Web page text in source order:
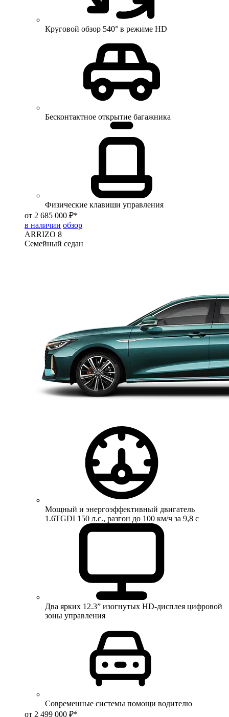
Круговой обзор 540° в режиме HD
Бесконтактное открытие багажника
Физические клавиши управления
от 2 685 000 ₽*
в наличии обзор
ARRIZO 8
Семейный седан
Мощный и энергоэффективный двигатель
1.6TGDI 150 л.с., разгон до 100 км/ч за 9,8 с
Два ярких 12.3” изогнутых HD-дисплея цифровой
зоны управления
Современные системы помощи водителю
от 2 499 000 ₽*